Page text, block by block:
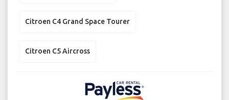
Citroen C4 Grand Space Tourer
Citroen C5 Aircross